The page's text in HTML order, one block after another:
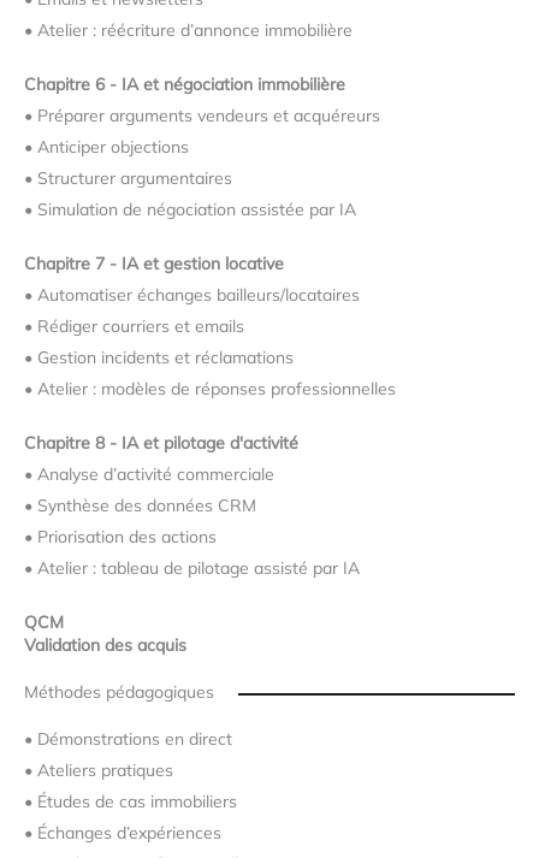
• Atelier : réécriture d’annonce immobilière
Chapitre 6 - IA et négociation immobilière
• Préparer arguments vendeurs et acquéreurs
• Anticiper objections
• Structurer argumentaires
• Simulation de négociation assistée par IA
Chapitre 7 - IA et gestion locative
• Automatiser échanges bailleurs/locataires
• Rédiger courriers et emails
• Gestion incidents et réclamations
• Atelier : modèles de réponses professionnelles
Chapitre 8 - IA et pilotage d'activité
• Analyse d’activité commerciale
• Synthèse des données CRM
• Priorisation des actions
• Atelier : tableau de pilotage assisté par IA
QCM
Validation des acquis
Méthodes pédagogiques
• Démonstrations en direct
• Ateliers pratiques
• Études de cas immobiliers
• Échanges d’expériences